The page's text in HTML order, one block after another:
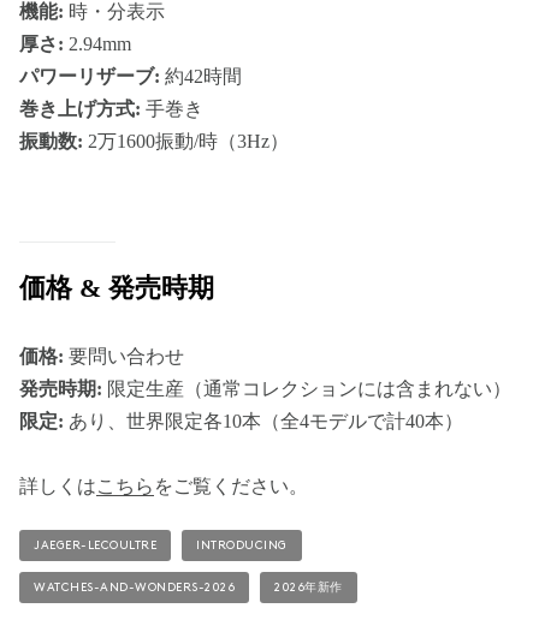
機能: 時・分表示
厚さ: 2.94mm
パワーリザーブ: 約42時間
巻き上げ方式: 手巻き
振動数: 2万1600振動/時（3Hz）
価格 & 発売時期
価格: 要問い合わせ
発売時期: 限定生産（通常コレクションには含まれない）
限定: あり、世界限定各10本（全4モデルで計40本）
詳しくはこちら をご覧ください。
JAEGER-LECOULTRE INTRODUCING
WATCHES-AND-WONDERS-2026 2026年新作